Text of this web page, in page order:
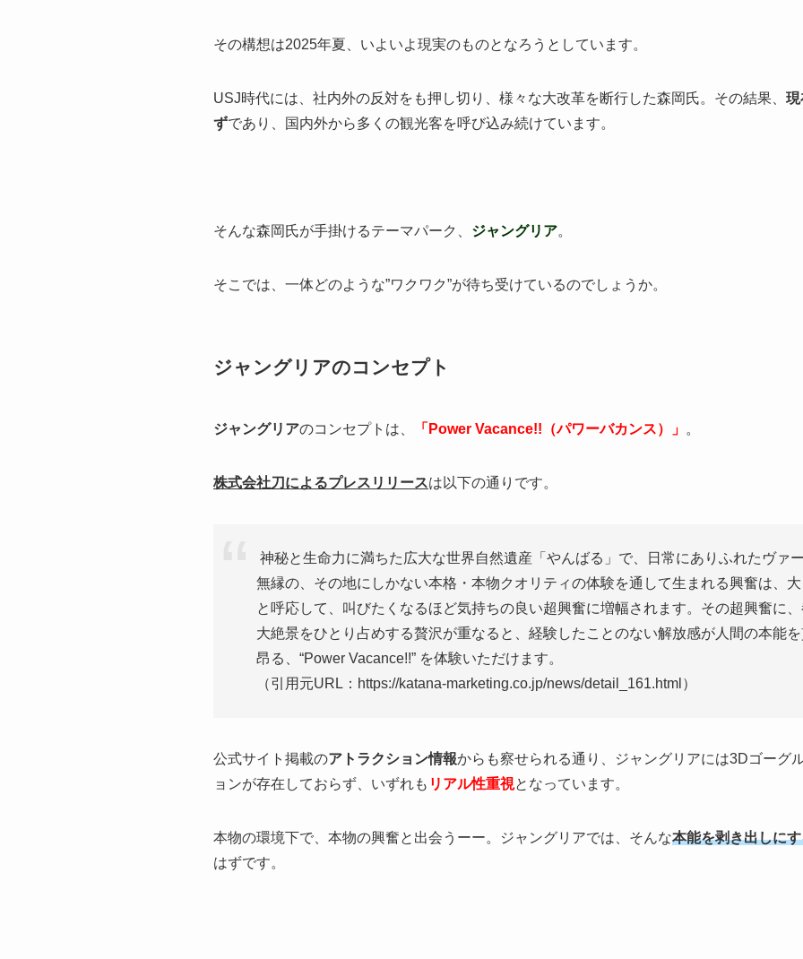
その構想は2025年夏、いよいよ現実のものとなろうとしています。
USJ時代には、社内外の反対をも押し切り、様々な大改革を断行した森岡氏。その結果、 現
ずであり、国内外から多くの観光客を呼び込み続けています。
そんな森岡氏が手掛けるテーマパーク、 ジャングリア。
そこでは、一体どのような”ワクワク”が待ち受けているのでしょうか。
ジャングリアのコンセプト
ジャングリアのコンセプトは、 「Power Vacance!!（パワーバカンス）」 。
株式会社刀によるプレスリリースは以下の通りです。
神秘と生命力に満ちた広大な世界自然遺産「やんばる」で、日常にありふれたヴァ
無縁の、その地にしかない本格・本物クオリティの体験を通して生まれる興奮は、
と呼応して、叫びたくなるほど気持ちの良い超興奮に増幅されます。その超興奮に
大絶景をひとり占めする贅沢が重なると、経験したことのない解放感が人間の本能
昂る、“Power Vacance!!” を体験いただけます。
（引用元URL：https://katana-marketing.co.jp/news/detail_161.html）
公式サイト掲載のアトラクション情報からも察せられる通り、ジャングリアには3Dゴーグ
ョンが存在しておらず、いずれも リアル性重視となっています。
本物の環境下で、本物の興奮と出会うーー。ジャングリアでは、そんな本能を剥き出しに
はずです。